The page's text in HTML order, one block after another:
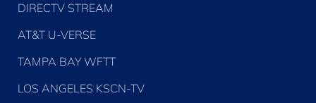
DIRECTV STREAM
AT&T U-VERSE
TAMPA BAY WFTT
LOS ANGELES KSCN-TV